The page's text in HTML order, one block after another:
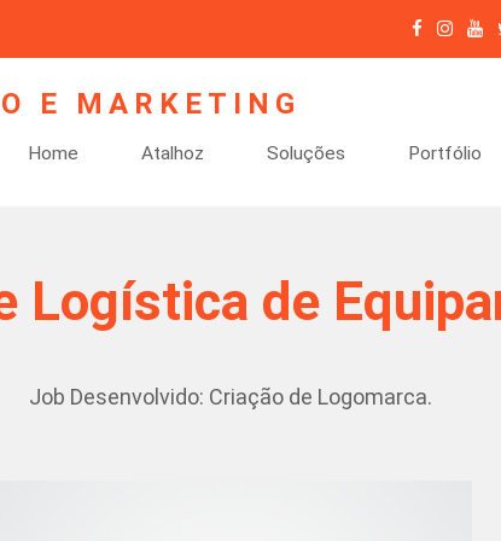
Home Atalhoz Soluções Portfólio
Logística de
Job Desenvolvido: Criação de Logomarca.